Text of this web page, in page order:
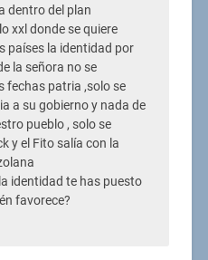
dentro del plan
xxl donde se quiere
países la identidad por
la señora no se
fechas patria ,solo se
a su gobierno y nada de
pueblo , solo se
y el Fito salía con la
identidad te has puesto
favorece?